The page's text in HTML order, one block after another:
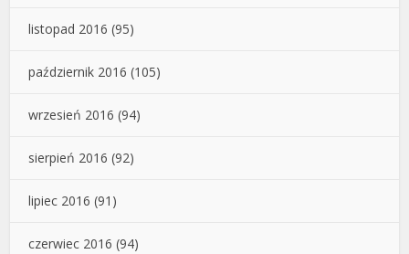
listopad 2016 (95)
październik 2016 (105)
wrzesień 2016 (94)
sierpień 2016 (92)
lipiec 2016 (91)
czerwiec 2016 (94)